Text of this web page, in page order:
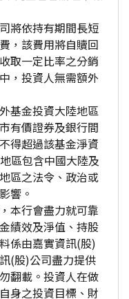
將依持有期間長短
，該費用將自贖回
取一定比率之分銷
，投資人無需額外
基金投資大陸地區
有價證券及銀行間
得超過該基金淨資
區包含中國大陸及
區之法令、政治或
響。
本行會盡力就可靠
績效及淨值、持股
係由嘉實資訊(股)
(股)公司盡力提供
翻載。投資人在做
身之投資目標、財